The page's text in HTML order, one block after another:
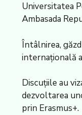
Universitatea
Ambasada
Întâlnirea,
internațională
Discuțiile au
dezvoltarea
prin Erasmus+.